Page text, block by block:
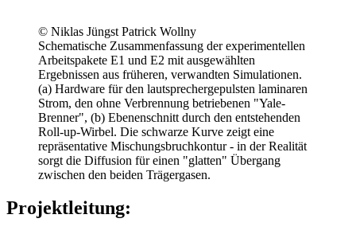
© Niklas Jüngst Patrick Wollny
Schematische Zusammenfassung der experimentellen
Arbeitspakete E1 und E2 mit ausgewählten
Ergebnissen aus früheren, verwandten Simulationen.
(a) Hardware für den lautsprechergepulsten laminaren
Strom, den ohne Verbrennung betriebenen "Yale-
Brenner", (b) Ebenenschnitt durch den entstehenden
Roll-up-Wirbel. Die schwarze Kurve zeigt eine
repräsentative Mischungsbruchkontur - in der Realität
sorgt die Diffusion für einen "glatten" Übergang
zwischen den beiden Trägergasen.
Projektleitung: